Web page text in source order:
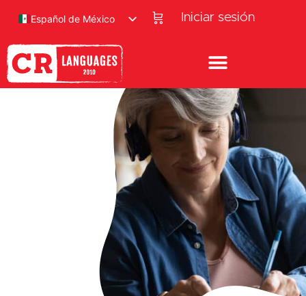
Iniciar sesión
Español de México